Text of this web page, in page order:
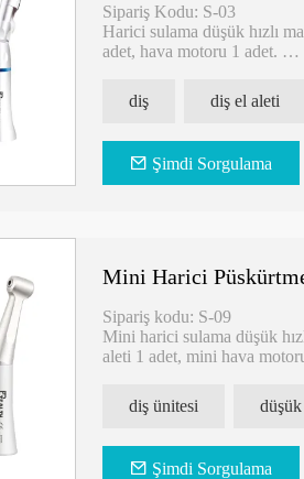
CK 11 LED Yüksek Hızlı Alman
Rulmanlı Dişçi El Aleti
Sipariş Kodu: S-03
Harici sulama düşük hızlı
adet, hava motoru 1 adet.
2. Yüksek kalite
3. Seçim için 4 veya 2
1. Mandal tipi mandren,
2. Yüksek kaliteli
diş diş el aleti
Şimdi Sorgulama
Mini Harici
Sipariş kodu: S-09
Mini harici sulama düşük
aleti 1 adet, mini hava
diş ünitesi
düşük
Şimdi Sorgulama